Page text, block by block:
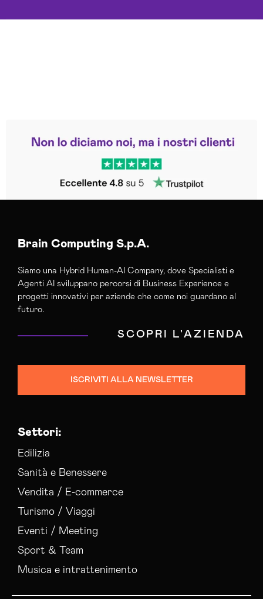
Trustpilot
Brain Computing S.p.A.
Siamo una Hybrid Human-AI Company, dove Specialisti e
Agenti AI sviluppano percorsi di Business Experience e
progetti innovativi per aziende che come noi guardano al
futuro.
SCOPRI L'AZIENDA
ISCRIVITI ALLA NEWSLETTER
Settori:
Edilizia
Sanità e Benessere
Vendita / E-commerce
Turismo / Viaggi
Eventi / Meeting
Sport & Team
Musica e intrattenimento